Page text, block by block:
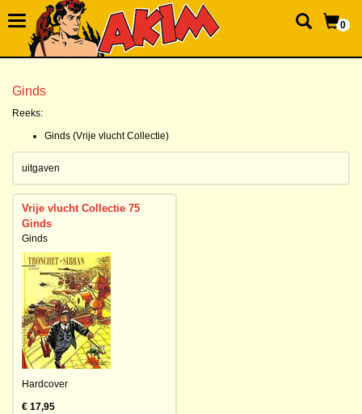
0
Ginds
Reeks:
Ginds (Vrije vlucht Collectie)
uitgaven
Vrije vlucht Collectie 75
Ginds
Ginds
Hardcover
€ 17,95